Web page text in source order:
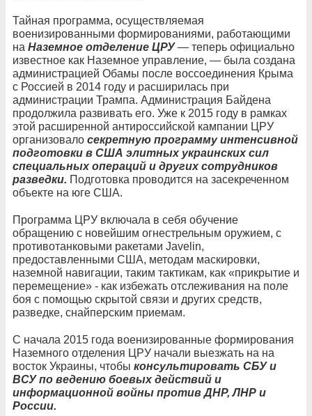
Тайная программа, осуществляемая
военизированными формированиями, работающими
на Наземное отделение ЦРУ— теперь официально
известное как Наземное управление, — была создана
администрацией Обамы после воссоединения Крыма
с Россией в 2014 году и расширилась при
администрации Трампа. Администрация Байдена
продолжила развивать его. Уже к 2015 году в рамках
этой расширенной антироссийской кампании ЦРУ
организовало секретную программу интенсивной
подготовки в США элитных украинских сил
специальных операций и других сотрудников
разведки. Подготовка проводится на засекреченном
объекте на юге США.
Программа ЦРУ включала в себя обучение
обращению с новейшим огнестрельным оружием, с
противотанковыми ракетами Javelin,
предоставленными США, методам маскировки,
наземной навигации, таким тактикам, как «прикрытие и
перемещение» - как избежать отслеживания на поле
боя с помощью скрытой связи и других средств,
разведке, снайперским приемам.
С начала 2015 года военизированные формирования
Наземного отделения ЦРУ начали выезжать на на
восток Украины, чтобы консультировать СБУ и
ВСУ по ведению боевых действий и
информационной войны против ДНР, ЛНР и
России.